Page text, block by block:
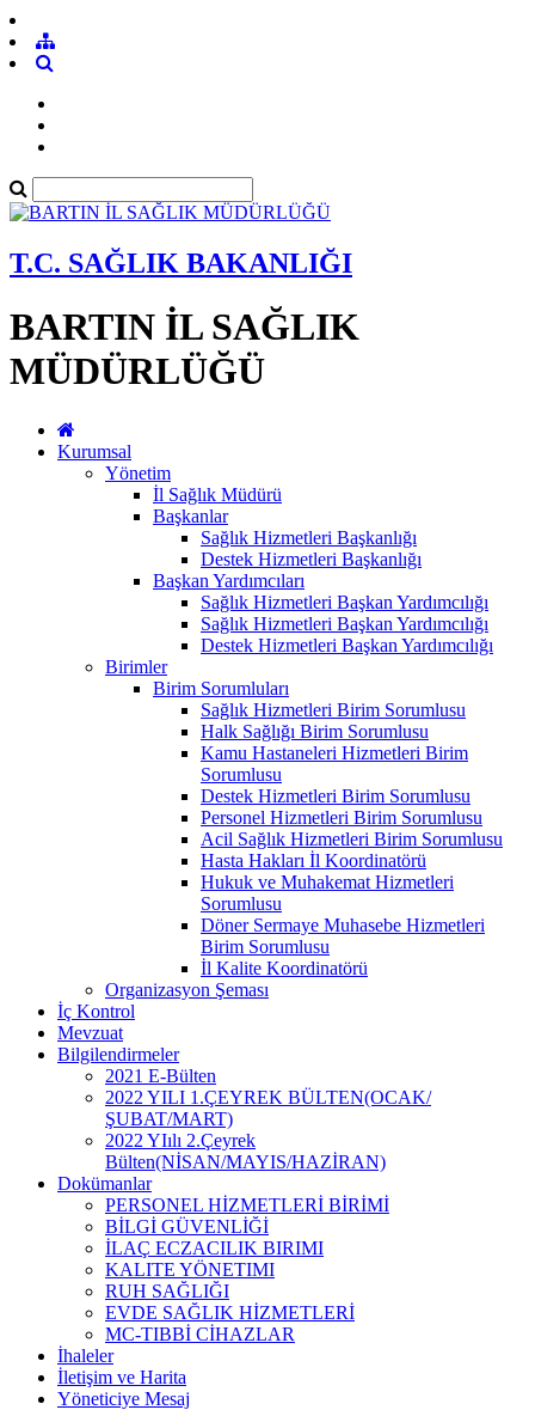
T.C. SAĞLIK BAKANLIĞI
BARTIN İL SAĞLIK
MÜDÜRLÜĞÜ
Kurumsal
Yönetim
İl Sağlık Müdürü
Başkanlar
Sağlık Hizmetleri Başkanlığı
Destek Hizmetleri Başkanlığı
Başkan Yardımcıları
Sağlık Hizmetleri Başkan Yardımcılığı
Sağlık Hizmetleri Başkan Yardımcılığı
Destek Hizmetleri Başkan Yardımcılığı
Birimler
Birim Sorumluları
Sağlık Hizmetleri Birim Sorumlusu
Halk Sağlığı Birim Sorumlusu
Kamu Hastaneleri Hizmetleri Birim
Sorumlusu
Destek Hizmetleri Birim Sorumlusu
Personel Hizmetleri Birim Sorumlusu
Acil Sağlık Hizmetleri Birim Sorumlusu
Hasta Hakları İl Koordinatörü
Hukuk ve Muhakemat Hizmetleri
Sorumlusu
Döner Sermaye Muhasebe Hizmetleri
Birim Sorumlusu
İl Kalite Koordinatörü
Organizasyon Şeması
İç Kontrol
Mevzuat
Bilgilendirmeler
2021 E-Bülten
2022 YILI 1.ÇEYREK BÜLTEN(OCAK/
ŞUBAT/MART)
2022 YIılı 2.Çeyrek
Bülten(NİSAN/MAYIS/HAZİRAN)
Dokümanlar
PERSONEL HİZMETLERİ BİRİMİ
BİLGİ GÜVENLİĞİ
İLAÇ ECZACILIK BIRIMI
KALITE YÖNETIMI
RUH SAĞLIĞI
EVDE SAĞLIK HİZMETLERİ
MC-TIBBİ CİHAZLAR
İhaleler
İletişim ve Harita
Yöneticiye Mesaj